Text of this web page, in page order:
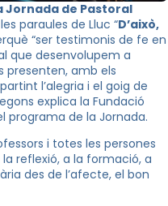
Jornada de Pastoral
paraules de Lluc “D’això,
“ser testimonis de fe en
que desenvolupem a
presenten, amb els
l’alegria i el goig de
explica la Fundació
programa de la Jornada.
i totes les persones
reflexió, a la formació, a
des de l’afecte, el bon